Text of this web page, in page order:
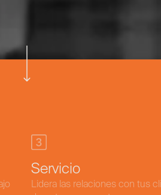
Servicio
Lidera las relaciones con tus